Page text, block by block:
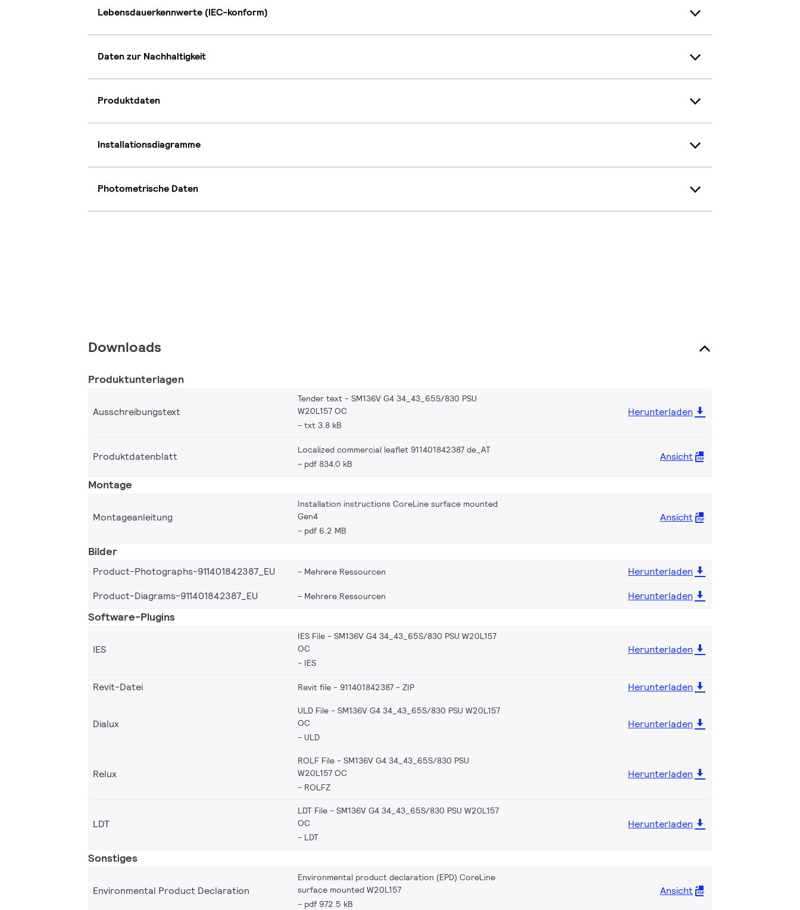
Lebensdauerkennwerte (IEC-konform)
Daten zur Nachhaltigkeit
Produktdaten
Installationsdiagramme
Photometrische Daten
Downloads
Produktunterlagen
Ausschreibungstext
Tender text - SM136V G4 34_43_65S/830 PSU
W20L157 OC
txt 3.8 kB
Herunterladen
Produktdatenblatt
Localized commercial leaflet 911401842387 de_AT
pdf 834.0 kB
Ansicht
Montage
Montageanleitung
Installation instructions CoreLine surface mounted
Gen4
pdf 6.2 MB
Ansicht
Bilder
Product-Photographs-911401842387_EU Mehrere Ressourcen
Herunterladen
Product-Diagrams-911401842387_EU
Mehrere Ressourcen Herunterladen
Software-Plugins
IES
IES File - SM136V G4 34_43_65S/830 PSU W20L157
OC
IES
Herunterladen
Revit-Datei Revit file - 911401842387 ZIP Herunterladen
Dialux
ULD File - SM136V G4 34_43_65S/830 PSU W20L157
OC
ULD
Herunterladen
Relux
ROLF File - SM136V G4 34_43_65S/830 PSU
W20L157 OC
ROLFZ
Herunterladen
LDT
LDT File - SM136V G4 34_43_65S/830 PSU W20L157
OC
LDT
Herunterladen
Sonstiges
Environmental Product Declaration
Environmental product declaration (EPD) CoreLine
surface mounted W20L157
pdf 972.5 kB
Ansicht